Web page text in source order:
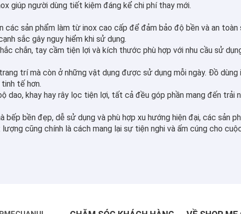
giúp người dùng tiết kiệm đáng kể chi phí thay mới.
các sản phẩm làm từ inox cao cấp để đảm bảo độ bền và an
sắc gây nguy hiểm khi sử dụng.
chắn, tay cầm tiện lợi và kích thước phù hợp với nhu cầu sử
trí mà còn ở những vật dụng được sử dụng mỗi ngày. Đồ dùng
tế hơn.
dao, khay hay rây lọc tiện lợi, tất cả đều góp phần mang đến trải
bếp bền đẹp, dễ sử dụng và phù hợp xu hướng hiện đại, các sản
cũng chính là cách mang lại sự tiện nghi và ấm cúng cho